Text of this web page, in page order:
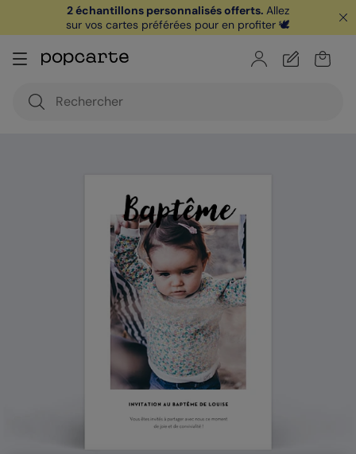
offerte avec le code
je télécharge
2 échantillons personnalisés offerts. Allez
sur vos cartes préférées pour en profiter 🕊️